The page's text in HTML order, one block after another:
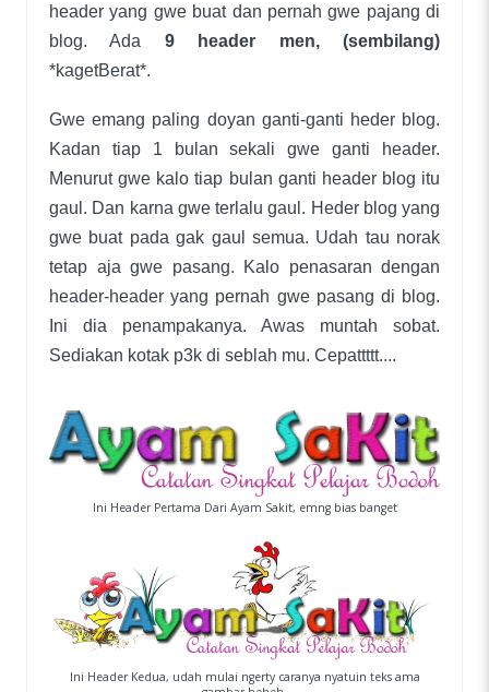
header yang gwe buat dan pernah gwe pajang di
blog. Ada 9 header men, (sembilang)
*kagetBerat*.
Gwe emang paling doyan ganti-ganti heder blog.
Kadan tiap 1 bulan sekali gwe ganti header.
Menurut gwe kalo tiap bulan ganti header blog itu
gaul. Dan karna gwe terlalu gaul. Heder blog yang
gwe buat pada gak gaul semua. Udah tau norak
tetap aja gwe pasang. Kalo penasaran dengan
header-header yang pernah gwe pasang di blog.
Ini dia penampakanya. Awas muntah sobat.
Sediakan kotak p3k di seblah mu. Cepattttt....
Ini Header Pertama Dari Ayam Sakit, emng bias banget
Ini Header Kedua, udah mulai ngerty caranya nyatuin teks ama